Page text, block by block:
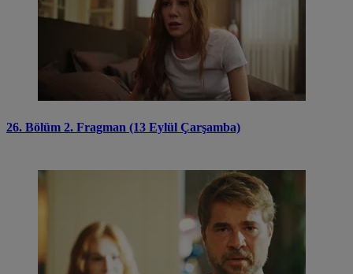
26. Bölüm 2. Fragman (13 Eylül Çarşamba)